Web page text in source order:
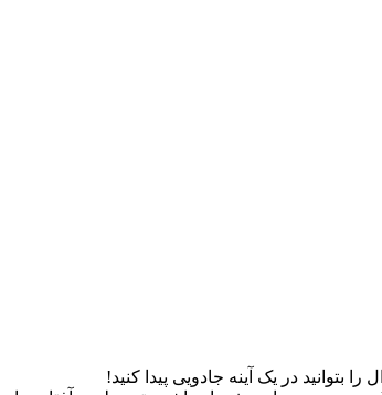
در یک آینه جادویی پیدا کنید!